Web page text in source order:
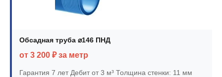
Обсадная труба ⌀146 ПНД
от 3 200 ₽ за метр
Гарантия 7 летДебит от 3 м³ Толщина стенки: 11 мм